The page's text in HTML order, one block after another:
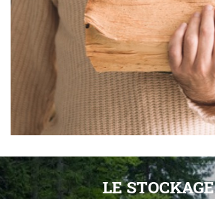
LE STOCKAGE